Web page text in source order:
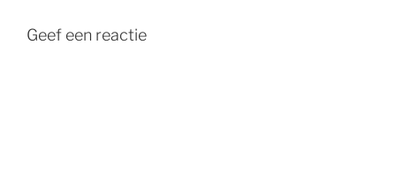
Geef een reactie